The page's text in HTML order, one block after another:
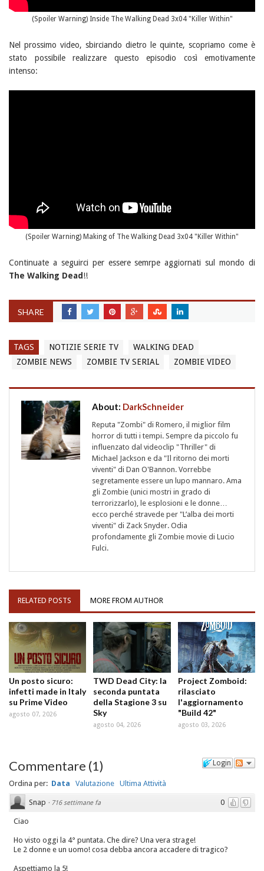
(Spoiler Warning) Inside The Walking Dead 3x04 "Killer Within"
Nel prossimo video, sbirciando dietro le quinte, scopriamo come è
stato possibile realizzare questo episodio così emotivamente
intenso:
(Spoiler Warning) Making of The Walking Dead 3x04 "Killer Within"
Continuate a seguirci per essere semrpe aggiornati sul mondo di
The Walking Dead!!
SHARE
TAGS NOTIZIE SERIE TV
WALKING DEAD
ZOMBIE NEWS
ZOMBIE TV SERIAL ZOMBIE VIDEO
About: DarkSchneider
Reputa "Zombi" di Romero, il miglior film
horror di tutti i tempi. Sempre da piccolo fu
influenzato dal videoclip "Thriller" di
Michael Jackson e da "Il ritorno dei morti
viventi" di Dan O'Bannon. Vorrebbe
segretamente essere un lupo mannaro. Ama
gli Zombie (unici mostri in grado di
terrorizzarlo), le esplosioni e le donne…
ecco perché stravede per "L’alba dei morti
viventi" di Zack Snyder. Odia
profondamente gli Zombie movie di Lucio
Fulci.
RELATED POSTS MORE FROM AUTHOR
Un posto sicuro:
infetti made in Italy
su Prime Video
agosto 07, 2026
TWD Dead City: la
seconda puntata
della Stagione 3 su
Sky
agosto 04, 2026
Project Zomboid:
rilasciato
l'aggiornamento
"Build 42"
agosto 03, 2026
Login
Commentare (1)
Ordina per: Data Valutazione Ultima Attività
0
Snap · 716 settimane fa
Ciao
Ho visto oggi la 4° puntata. Che dire? Una vera strage!
Le 2 donne e un uomo! cosa debba ancora accadere di tragico?
Aspettiamo la 5!